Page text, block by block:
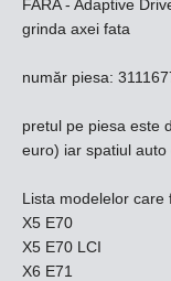
FARA - Adaptive
grinda axei fata
număr piesa:
pretul pe piesa este
euro) iar spatiul
Lista modelelor care
X5 E70
X5 E70 LCI
X6 E71